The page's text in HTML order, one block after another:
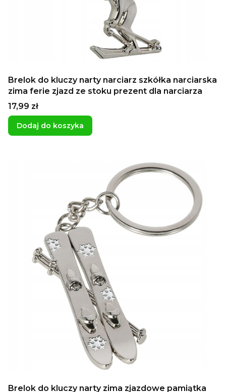
Brelok do kluczy narty narciarz szkółka narciarska
zima ferie zjazd ze stoku prezent dla narciarza
Cena
17,99 zł
Dodaj do koszyka
Brelok do kluczy narty zima zjazdowe pamiątka